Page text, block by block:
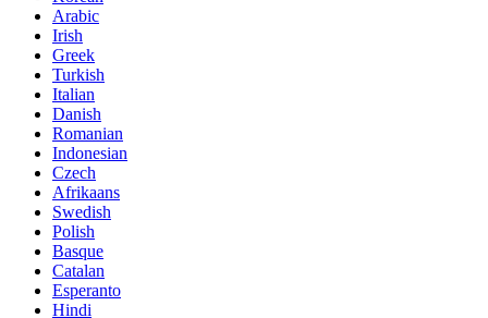
Arabic
Irish
Greek
Turkish
Italian
Danish
Romanian
Indonesian
Czech
Afrikaans
Swedish
Polish
Basque
Catalan
Esperanto
Hindi